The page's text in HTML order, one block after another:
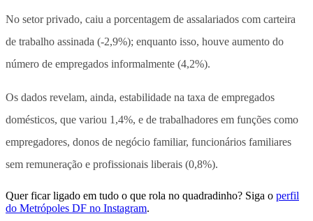
No setor privado, caiu a porcentagem de assalariados com carteira
de trabalho assinada (-2,9%); enquanto isso, houve aumento do
número de empregados informalmente (4,2%).
Os dados revelam, ainda, estabilidade na taxa de empregados
domésticos, que variou 1,4%, e de trabalhadores em funções como
empregadores, donos de negócio familiar, funcionários familiares
sem remuneração e profissionais liberais (0,8%).
Quer ficar ligado em tudo o que rola no quadradinho? Siga o perfil
do Metrópoles DF no Instagram.